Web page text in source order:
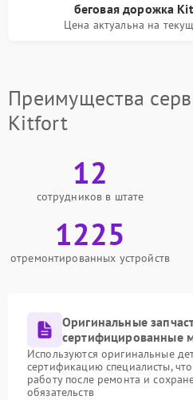
беговая дорожка
Цена актуальна на
Преимущества
Kitfort
12
сотрудников в штате
1225
отремонтированных устройств
Оригинальные
сертифицированные
Используются оригинальные
сертификацию специалисты,
работу после ремонта и
обязательств